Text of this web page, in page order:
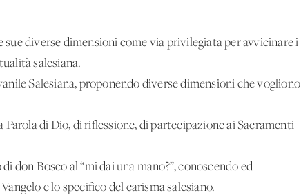
diverse dimensioni come via privilegiata per avvicinare i
salesiana.
Salesiana, proponendo diverse dimensioni che vogliono
di Dio, di riflessione, di partecipazione ai Sacramenti
don Bosco al “mi dai una mano?”, conoscendo ed
e lo specifico del carisma salesiano.